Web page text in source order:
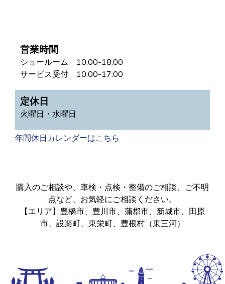
営業時間
ショールーム 10:00-18:00
サービス受付 10:00-17:00
定休日
火曜日・水曜日
年間休日カレンダーはこちら
購入のご相談や、車検・点検・整備のご相談、ご不明
点など、お気軽にご相談ください。
【エリア】豊橋市、豊川市、蒲郡市、新城市、田原
市、設楽町、東栄町、豊根村（東三河）